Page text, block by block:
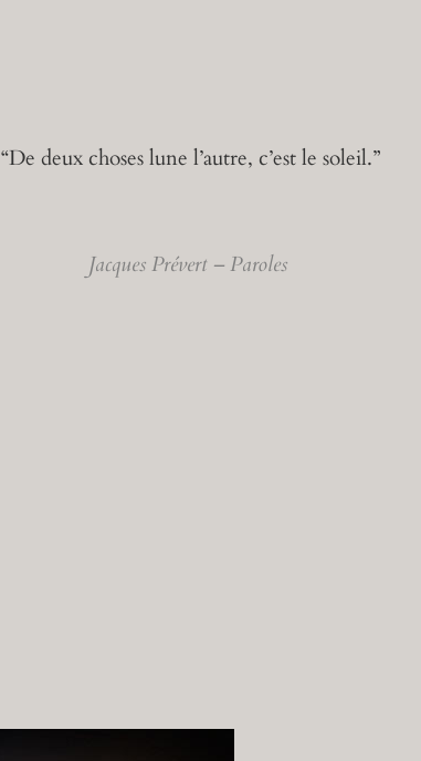
“De deux choses lune l’autre, c’est le soleil.”
Jacques Prévert – Paroles